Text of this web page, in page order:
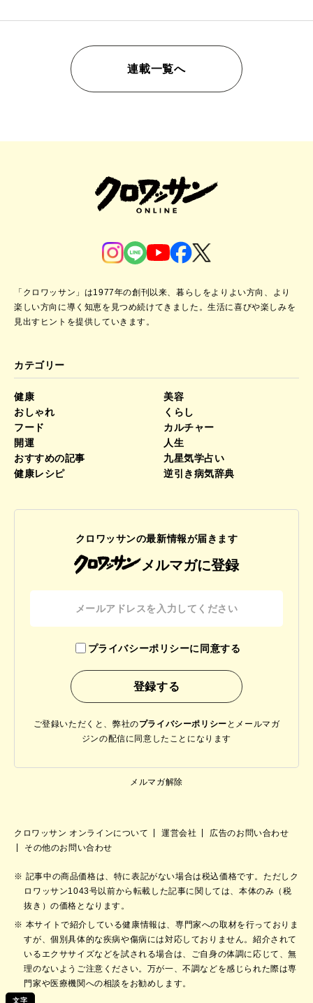
文字
連載一覧へ
「クロワッサン」は1977年の創刊以来、暮らしをよりよい方向、より
楽しい方向に導く知恵を見つめ続けてきました。生活に喜びや楽しみを
見出すヒントを提供していきます。
カテゴリー
健康
美容
おしゃれ
くらし
フード
カルチャー
開運
人生
おすすめの記事
九星気学占い
健康レシピ
逆引き病気辞典
クロワッサンの最新情報が届きます
メルマガに登録
プライバシーポリシーに同意する
ご登録いただくと、弊社のプライバシーポリシー と メールマガ
ジンの配信に同意したことになります
メルマガ解除
クロワッサン オンラインについて 運営会社
広告のお問い合わせ
その他のお問い合わせ
記事中の商品価格は、特に表記がない場合は税込価格です。ただしク
ロワッサン1043号以前から転載した記事に関しては、本体のみ（税
抜き）の価格となります。
本サイトで紹介している健康情報は、専門家への取材を行っておりま
すが、個別具体的な疾病や傷病には対応しておりません。紹介されて
いるエクササイズなどを試される場合は、ご自身の体調に応じて、無
理のないようご注意ください。万が一、不調などを感じられた際は専
門家や医療機関への相談をお勧めします。